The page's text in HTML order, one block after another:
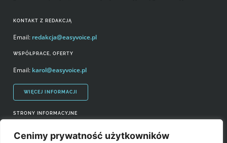
Cenimy prywatność użytkowników
STRONY INFORMACYJNE
KONTAKT Z REDAKCJĄ
Email: redakcja@easyvoice.pl
WSPÓŁPRACE, OFERTY
Email: karol@easyvoice.pl
WIĘCEJ INFORMACJI